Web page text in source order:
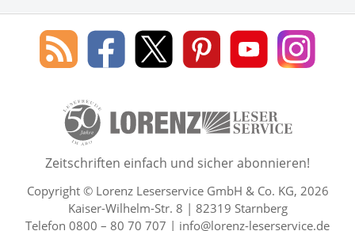
Social Media
Blog
des
Leserservice
Lorenz
Leserservice
Lorenz
Leserservice
Lorenz
Leserservice
Lorenz
Leserservice
Lorenz
50 Lesefreude im Abo Jahre
Zeitschriften einfach und sicher abonnieren!
Copyright © Lorenz Leserservice GmbH & Co. KG, 2026
Kaiser-Wilhelm-Str. 8 | 82319 Starnberg
Telefon 0800 – 80 70 707 | info@lorenz-leserservice.de